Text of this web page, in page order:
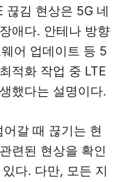
끊김 현상은 5G 네
애다. 안테나 방향
어 업데이트 등 5
적화 작업 중 LTE
했다는 설명이다.
갈 때 끊기는 현
련된 현상을 확인
다. 다만, 모든 지